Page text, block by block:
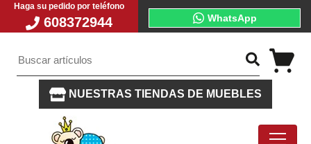
Haga su pedido por teléfono
608372944 WhatsApp
NUESTRAS TIENDAS DE MUEBLES